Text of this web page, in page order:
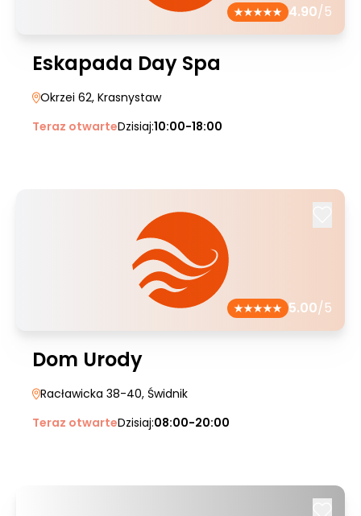
4.90/5
Eskapada Day Spa
Okrzei 62, Krasnystaw
Teraz otwarteDzisiaj:10:00-18:00
5.00/5
Dom Urody
Racławicka 38-40, Świdnik
Teraz otwarteDzisiaj:08:00-20:00